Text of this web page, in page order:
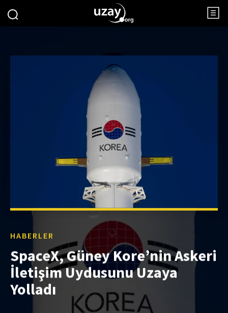
HABERLER
SpaceX, Güney Kore’nin Askeri
İletişim Uydusunu Uzaya
Yolladı